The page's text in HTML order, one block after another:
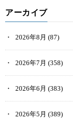
アーカイブ
2026年8月 (87)
2026年7月 (358)
2026年6月 (383)
2026年5月 (389)